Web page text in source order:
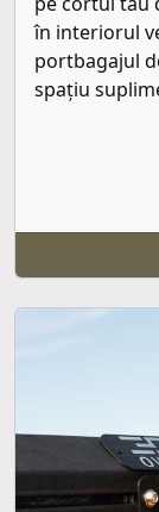
în interiorul
portbagajul
spațiu